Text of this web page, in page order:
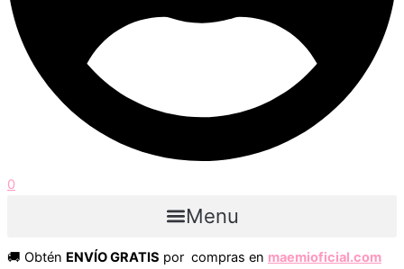
0
Menu
🚚 Obtén ENVÍO GRATIS por compras en maemioficial.com